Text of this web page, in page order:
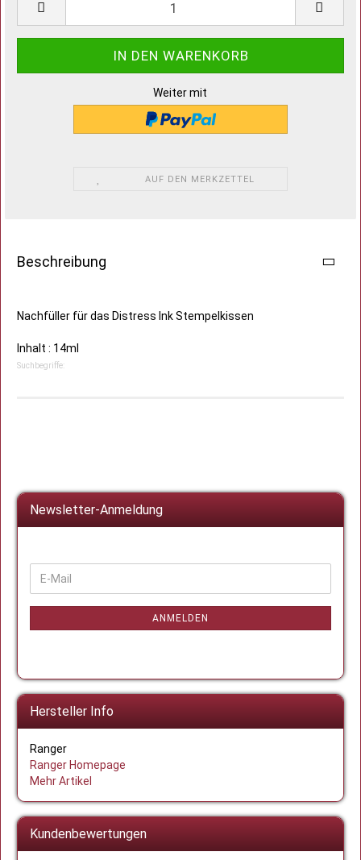
Weiter mit
AUF DEN MERKZETTEL
Beschreibung
Nachfüller für das Distress Ink Stempelkissen
Inhalt : 14ml
Suchbegriffe:
Newsletter-Anmeldung
WEITER
ZUR
NEWSLETTER-
E-
Mail
ANMELDEN
Hersteller Info
Ranger
Ranger Homepage
Mehr Artikel
Kundenbewertungen